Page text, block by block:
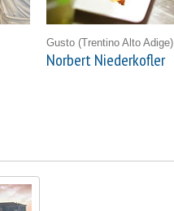
Gusto (Trentino Alto Adige)
Norbert Niederkofler